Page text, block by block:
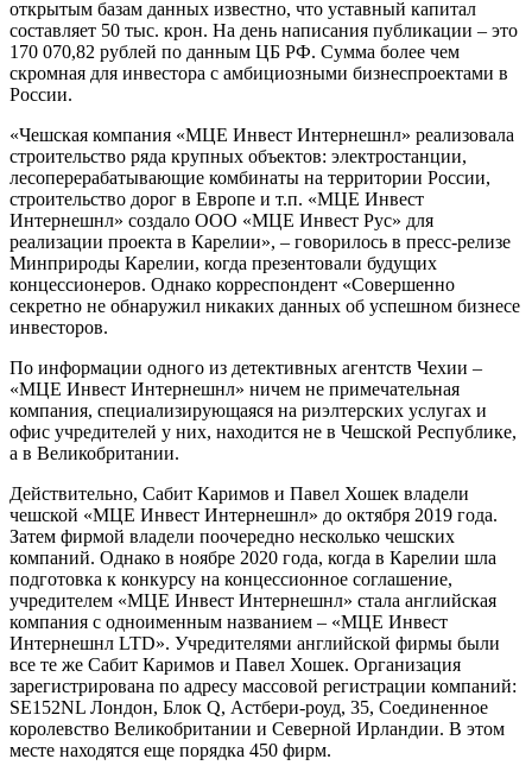
открытым базам данных известно, что уставный капитал
составляет 50 тыс. крон. На день написания публикации – это
170 070,82 рублей по данным ЦБ РФ. Сумма более чем
скромная для инвестора с амбициозными бизнеспроектами в
России.
«Чешская компания «МЦЕ Инвест Интернешнл» реализовала
строительство ряда крупных объектов: электростанции,
лесоперерабатывающие комбинаты на территории России,
строительство дорог в Европе и т.п. «МЦЕ Инвест
Интернешнл» создало ООО «МЦЕ Инвест Рус» для
реализации проекта в Карелии», – говорилось в пресс-релизе
Минприроды Карелии, когда презентовали будущих
концессионеров. Однако корреспондент «Совершенно
секретно не обнаружил никаких данных об успешном бизнесе
инвесторов.
По информации одного из детективных агентств Чехии –
«МЦЕ Инвест Интернешнл» ничем не примечательная
компания, специализирующаяся на риэлтерских услугах и
офис учредителей у них, находится не в Чешской Республике,
а в Великобритании.
Действительно, Сабит Каримов и Павел Хошек владели
чешской «МЦЕ Инвест Интернешнл» до октября 2019 года.
Затем фирмой владели поочередно несколько чешских
компаний. Однако в ноябре 2020 года, когда в Карелии шла
подготовка к конкурсу на концессионное соглашение,
учредителем «МЦЕ Инвест Интернешнл» стала английская
компания с одноименным названием – «МЦЕ Инвест
Интернешнл LTD». Учредителями английской фирмы были
все те же Сабит Каримов и Павел Хошек. Организация
зарегистрирована по адресу массовой регистрации компаний:
SE152NL Лондон, Блок Q, Астбери-роуд, 35, Соединенное
королевство Великобритании и Северной Ирландии. В этом
месте находятся еще порядка 450 фирм.